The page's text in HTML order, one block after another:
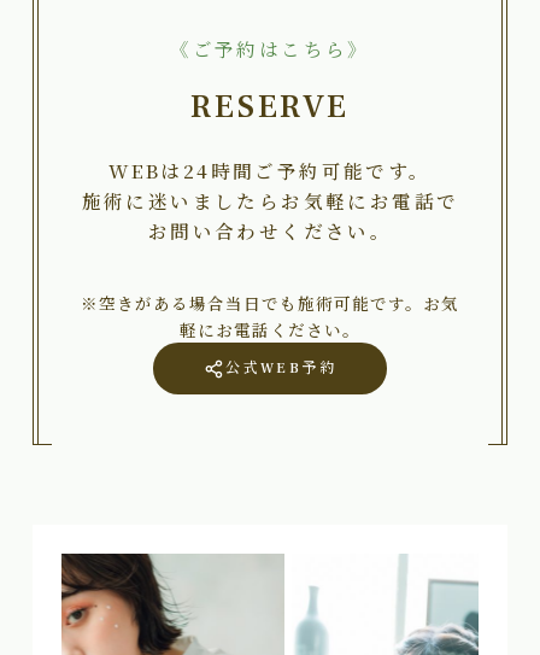
《ご予約はこちら》
RESERVE
WEBは24時間ご予約可能です。
施術に迷いましたらお気軽にお電話で
お問い合わせください。
※空きがある場合当日でも施術可能です。お気
軽にお電話ください。
公式WEB予約